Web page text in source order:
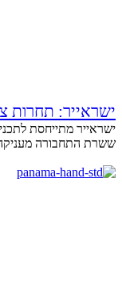
ישראייר: תחרות
ששרת התחבורה